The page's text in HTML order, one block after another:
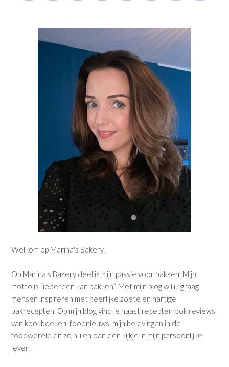
Welkom op Marina's Bakery!
Op Marina's Bakery deel ik mijn passie voor bakken. Mijn
motto is “iedereen kan bakken”. Met mijn blog wil ik graag
mensen inspireren met heerlijke zoete en hartige
bakrecepten. Op mijn blog vind je naast recepten ook reviews
van kookboeken, foodnieuws, mijn belevingen in de
foodwereld en zo nu en dan een kijkje in mijn persoonlijke
leven!